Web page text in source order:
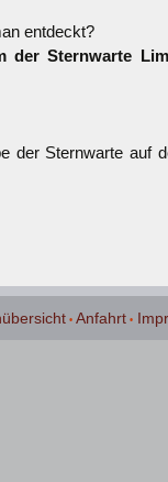
entdeckt?
der Sternwarte
der Sternwarte auf
Anfahrt